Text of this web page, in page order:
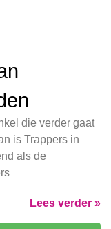
die verder gaat
is Trappers in
als de
Lees verder »